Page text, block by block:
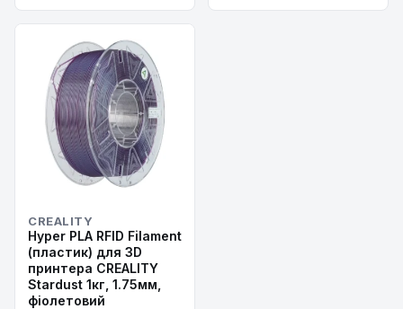
CREALITY
Hyper PLA RFID Filament
(пластик) для 3D
принтера CREALITY
Stardust 1кг, 1.75мм,
фіолетовий